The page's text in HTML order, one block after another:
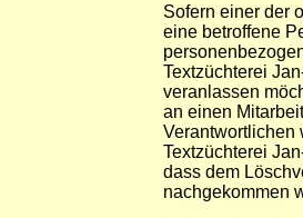
Sofern einer der
eine betroffene
Textzüchterei
veranlassen
an einen
Verantwortlichen
Textzüchterei
dass dem
nachgekommen